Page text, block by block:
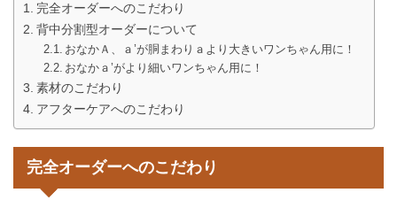
完全オーダーへのこだわり
背中分割型オーダーについて
おなかＡ、ａ’が胴まわりａより大きいワンちゃん用に！
おなかａ’がより細いワンちゃん用に！
素材のこだわり
アフターケアへのこだわり
完全オーダーへのこだわり